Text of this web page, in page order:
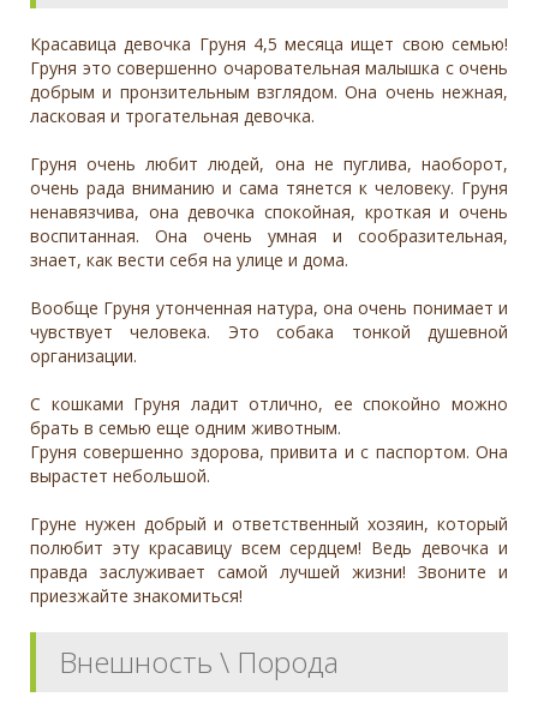
Красавица девочка Груня 4,5 месяца ищет свою семью!
Груня это совершенно очаровательная малышка с очень
добрым и пронзительным взглядом. Она очень нежная,
ласковая и трогательная девочка.
Груня очень любит людей, она не пуглива, наоборот,
очень рада вниманию и сама тянется к человеку. Груня
ненавязчива, она девочка спокойная, кроткая и очень
воспитанная. Она очень умная и сообразительная,
знает, как вести себя на улице и дома.
Вообще Груня утонченная натура, она очень понимает и
чувствует человека. Это собака тонкой душевной
организации.
С кошками Груня ладит отлично, ее спокойно можно
брать в семью еще одним животным.
Груня совершенно здорова, привита и с паспортом. Она
вырастет небольшой.
Груне нужен добрый и ответственный хозяин, который
полюбит эту красавицу всем сердцем! Ведь девочка и
правда заслуживает самой лучшей жизни! Звоните и
приезжайте знакомиться!
Внешность \ Порода